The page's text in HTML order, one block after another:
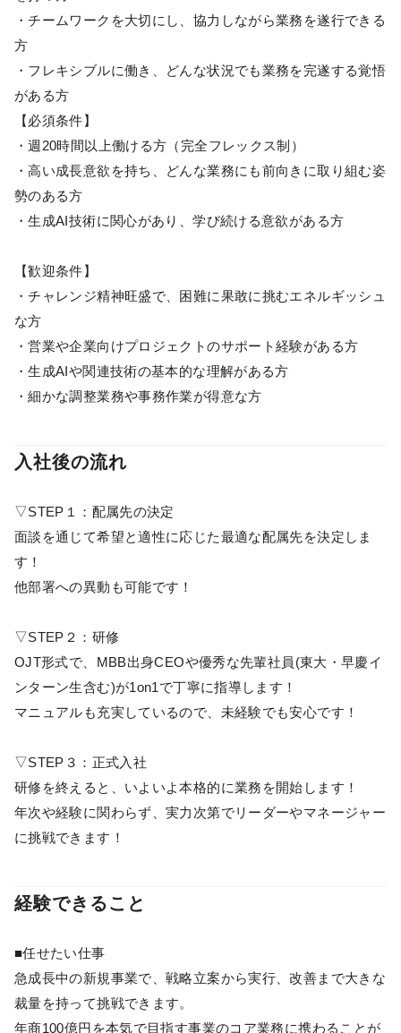
・チームワークを大切にし、協力しながら業務を遂行できる
方
・フレキシブルに働き、どんな状況でも業務を完遂する覚悟
がある方
【必須条件】
・週20時間以上働ける方（完全フレックス制）
・高い成長意欲を持ち、どんな業務にも前向きに取り組む姿
勢のある方
・生成AI技術に関心があり、学び続ける意欲がある方
【歓迎条件】
・チャレンジ精神旺盛で、困難に果敢に挑むエネルギッシュ
な方
・営業や企業向けプロジェクトのサポート経験がある方
・生成AIや関連技術の基本的な理解がある方
・細かな調整業務や事務作業が得意な方
入社後の流れ
▽STEP１：配属先の決定
面談を通じて希望と適性に応じた最適な配属先を決定しま
す！
他部署への異動も可能です！
▽STEP２：研修
OJT形式で、MBB出身CEOや優秀な先輩社員(東大・早慶イ
ンターン生含む)が1on1で丁寧に指導します！
マニュアルも充実しているので、未経験でも安心です！
▽STEP３：正式入社
研修を終えると、いよいよ本格的に業務を開始します！
年次や経験に関わらず、実力次第でリーダーやマネージャー
に挑戦できます！
経験できること
■任せたい仕事
急成長中の新規事業で、戦略立案から実行、改善まで大きな
裁量を持って挑戦できます。
年商100億円を本気で目指す事業のコア業務に携わることが